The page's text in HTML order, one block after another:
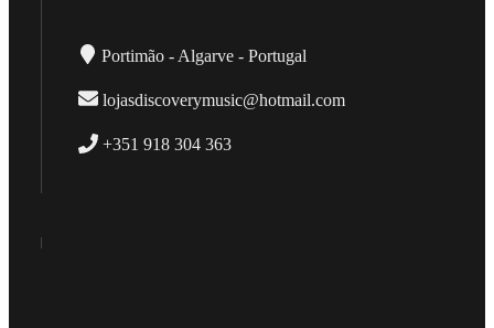
Portimão - Algarve - Portugal
lojasdiscoverymusic@hotmail.com
+351 918 304 363